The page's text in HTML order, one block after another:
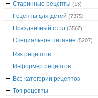
Старинные рецепты (13)
Рецепты для детей (7375)
Праздничный стол (3567)
Специальное питание (5207)
Rss рецептов
Информер рецептов
Все категории рецептов
Топ рецепты